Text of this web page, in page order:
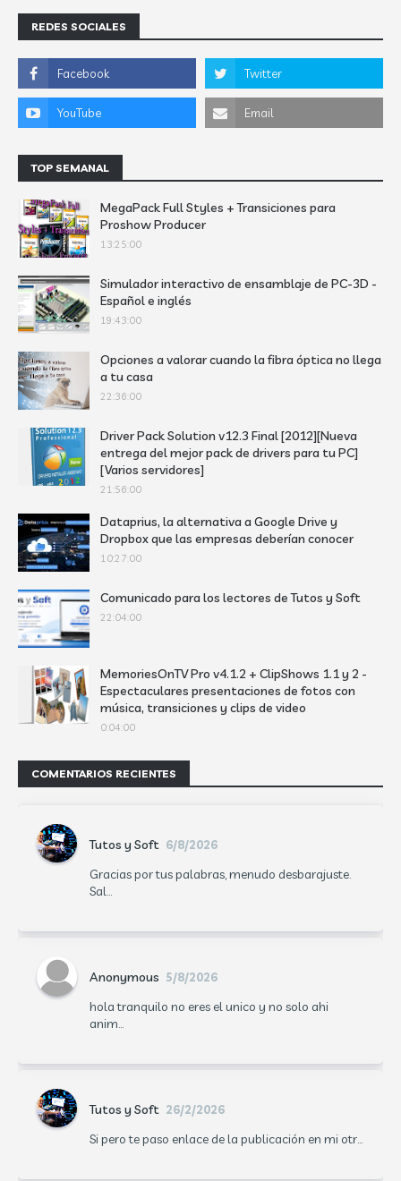
REDES SOCIALES
TOP SEMANAL
MegaPack Full Styles + Transiciones para
Proshow Producer
13:25:00
Simulador interactivo de ensamblaje de PC-3D -
Español e inglés
19:43:00
Opciones a valorar cuando la fibra óptica no llega
a tu casa
22:36:00
Driver Pack Solution v12.3 Final [2012][Nueva
entrega del mejor pack de drivers para tu PC]
[Varios servidores]
21:56:00
Dataprius, la alternativa a Google Drive y
Dropbox que las empresas deberían conocer
10:27:00
Comunicado para los lectores de Tutos y Soft
22:04:00
MemoriesOnTV Pro v4.1.2 + ClipShows 1.1 y 2 -
Espectaculares presentaciones de fotos con
música, transiciones y clips de video
0:04:00
COMENTARIOS RECIENTES
Tutos y Soft 6/8/2026
Gracias por tus palabras, menudo desbarajuste.
Sal...
Anonymous 5/8/2026
hola tranquilo no eres el unico y no solo ahi
anim...
Tutos y Soft 26/2/2026
Si pero te paso enlace de la publicación en mi otr...